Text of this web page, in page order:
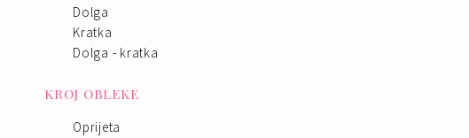
Dolga
Kratka
Dolga - kratka
KROJ OBLEKE
Oprijeta